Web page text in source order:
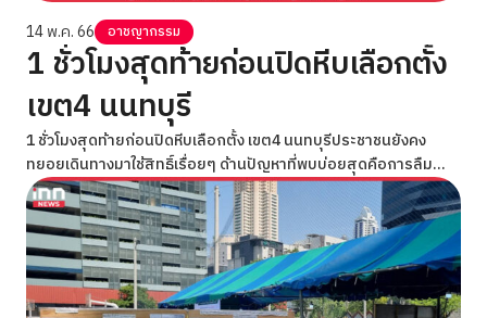
14 พ.ค. 66 อาชญากรรม
1 ชั่วโมงสุดท้ายก่อนปิดหีบเลือกตั้ง
เขต4 นนทบุรี
1 ชั่วโมงสุดท้ายก่อนปิดหีบเลือกตั้ง เขต4 นนทบุรีประชาชนยังคง
ทยอยเดินทางมาใช้สิทธิ์เรื่อยๆ ด้านปัญหาที่พบบ่อยสุดคือการลืม
บัตรประชาชน